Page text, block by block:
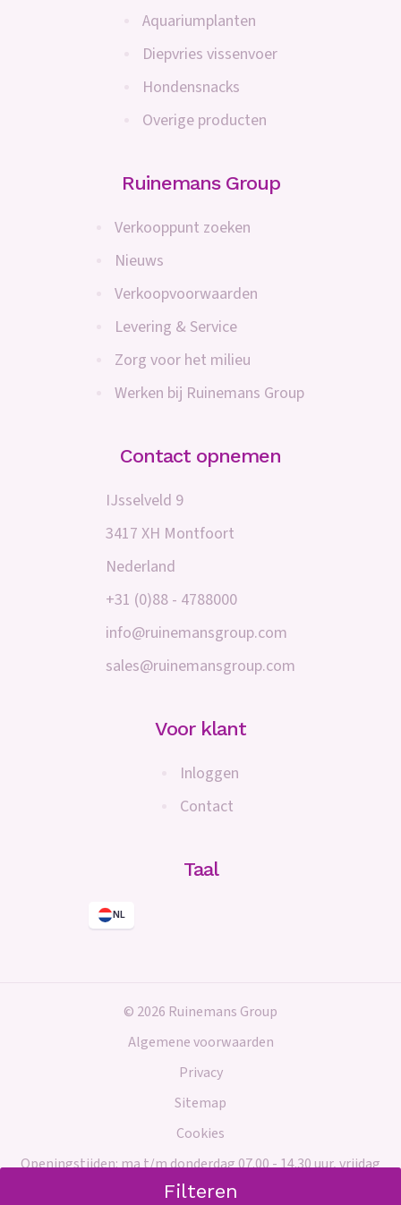
Filteren
Aquariumplanten
Diepvries vissenvoer
Hondensnacks
Overige producten
Ruinemans Group
Verkooppunt zoeken
Nieuws
Verkoopvoorwaarden
Levering & Service
Zorg voor het milieu
Werken bij Ruinemans Group
Contact opnemen
IJsselveld 9
3417 XH Montfoort
Nederland
+31 (0)88 - 4788000
info@ruinemansgroup.com
sales@ruinemansgroup.com
Voor klant
Inloggen
Contact
Taal
NL
© 2026 Ruinemans Group
Algemene voorwaarden
Privacy
Sitemap
Cookies
Openingstijden: ma t/m donderdag 07.00 - 14.30 uur, vrijdag
gesloten